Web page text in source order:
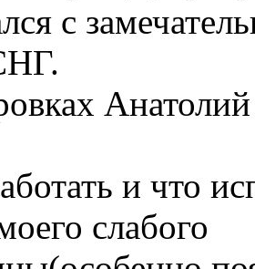
с
и что
слабого